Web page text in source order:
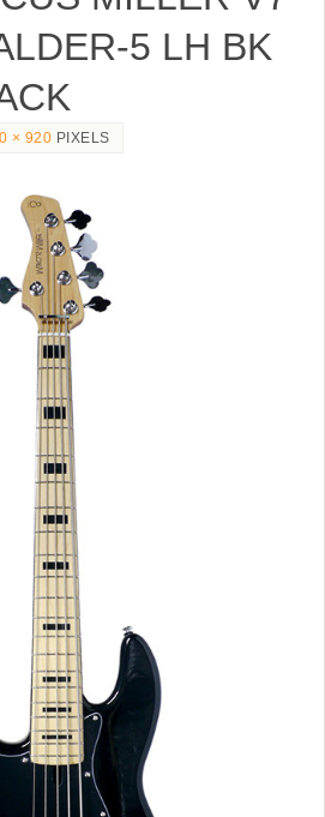
5 LH BK
× 920 PIXELS